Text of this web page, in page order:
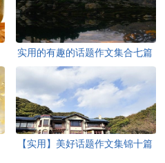
实用的有趣的话题作文集合七篇
【实用】美好话题作文集锦十篇